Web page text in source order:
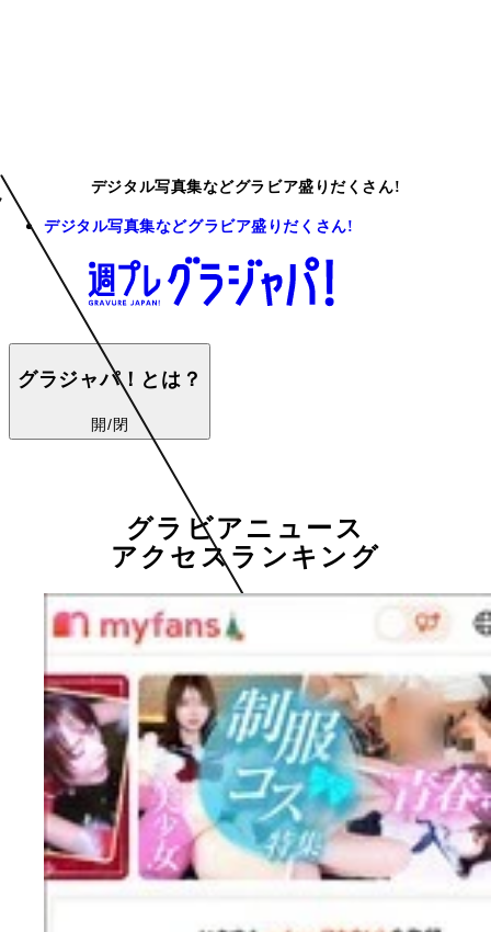
デジタル写真集などグラビア盛りだくさん!
デジタル写真集などグラビア盛りだくさん!
グラジャパ！とは？
開/閉
グラビアニュース
アクセスランキング